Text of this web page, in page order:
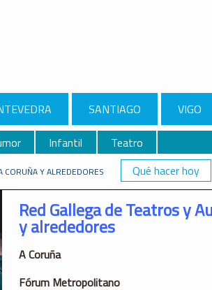
SANTIAGO VIGO
Infantil
Teatro
Qué hacer hoy
CORUÑA Y ALREDEDORES
Red Gallega de Teatros y
y alrededores
A Coruña
Fórum Metropolitano